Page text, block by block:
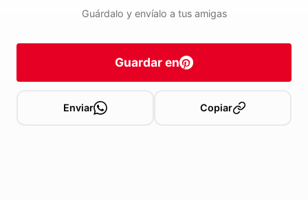
Guárdalo y envíalo a tus amigas
Guardar en
Enviar Copiar